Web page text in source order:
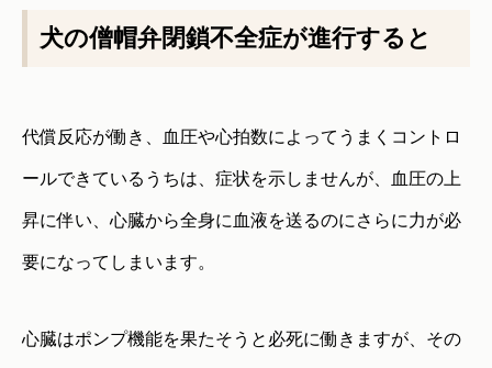
犬の僧帽弁閉鎖不全症が進行すると
代償反応が働き、血圧や心拍数によってうまくコントロ
ールできているうちは、症状を示しませんが、血圧の上
昇に伴い、心臓から全身に血液を送るのにさらに力が必
要になってしまいます。
心臓はポンプ機能を果たそうと必死に働きますが、その